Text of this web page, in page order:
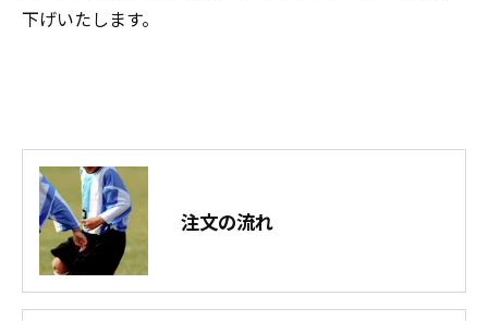
下げいたします。
注文の流れ